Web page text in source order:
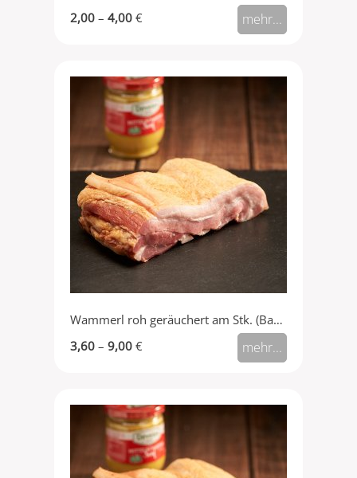
2,00 – 4,00 € mehr...
Wammerl roh geräuchert am Stk. (Bacon)
3,60 – 9,00 € mehr...